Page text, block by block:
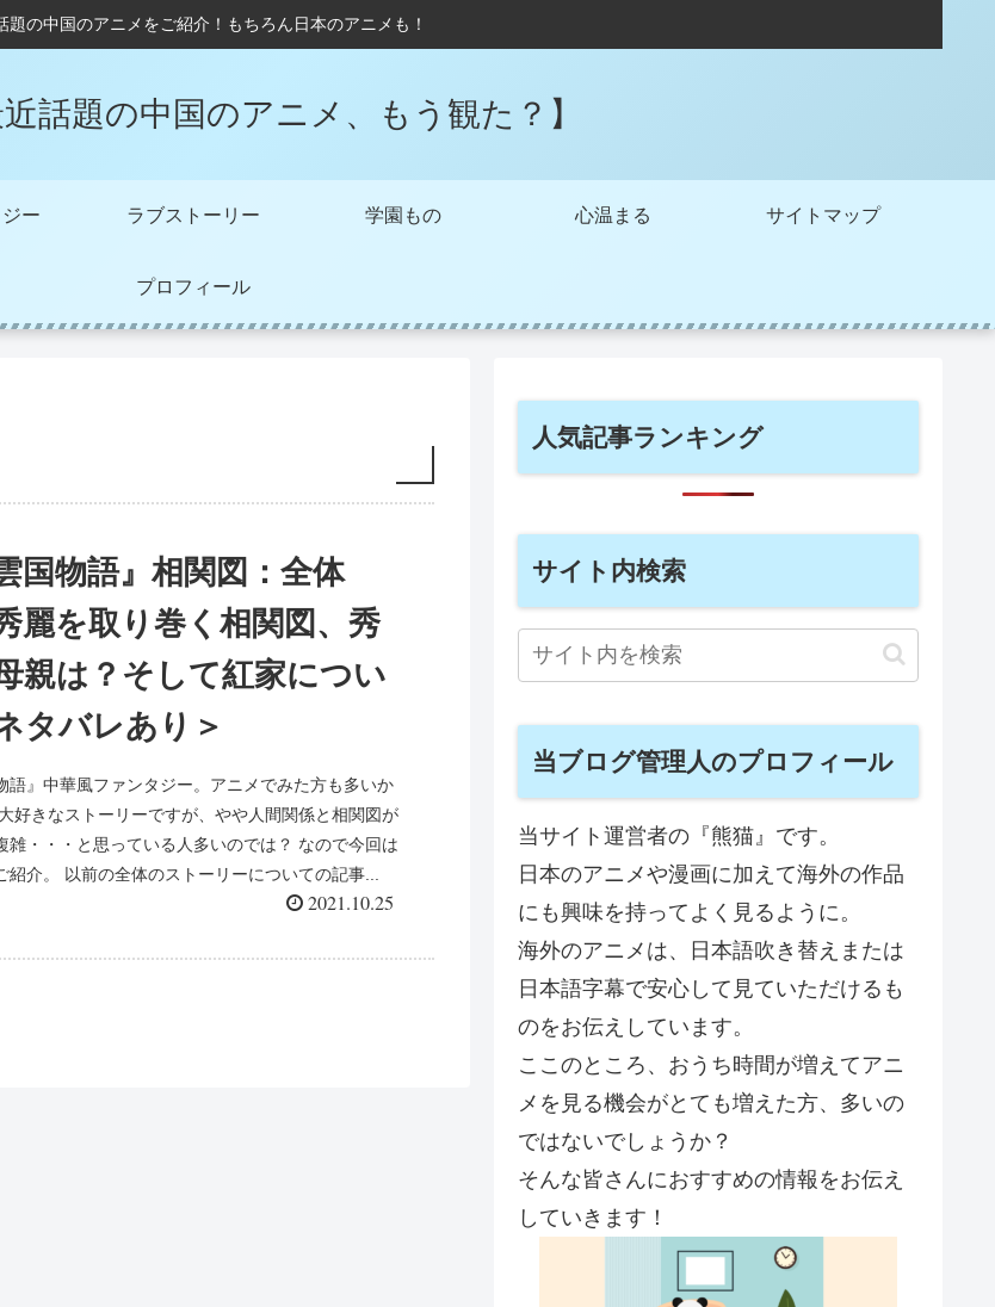
題の中国のアニメをご紹介！もちろん日本のアニメも！
話題の中国のアニメ、もう観た？】
ー ラブストーリー 学園もの 心温まる サイトマップ
プロフィール
国物語』相関図：全体
麗を取り巻く相関図、秀
親は？そして紅家につい
タバレあり＞
語』中華風ファンタジー。アニメでみた方も多いか
好きなストーリーですが、やや人間関係と相関図が
雑・・・と思っている人多いのでは？ なので今回は
紹介。 以前の全体のストーリーについての記事...
2021.10.25
人気記事ランキング
サイト内検索
当ブログ管理人のプロフィール
当サイト運営者の『熊猫』です。
日本のアニメや漫画に加えて海外の作品
にも興味を持ってよく見るように。
海外のアニメは、日本語吹き替えまたは
日本語字幕で安心して見ていただけるも
のをお伝えしています。
ここのところ、おうち時間が増えてアニ
メを見る機会がとても増えた方、多いの
ではないでしょうか？
そんな皆さんにおすすめの情報をお伝え
していきます！